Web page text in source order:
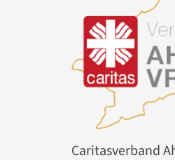
Caritasverband